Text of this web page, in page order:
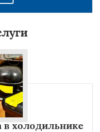
в холодильнике